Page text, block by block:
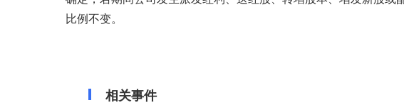
比例不变。
相关事件